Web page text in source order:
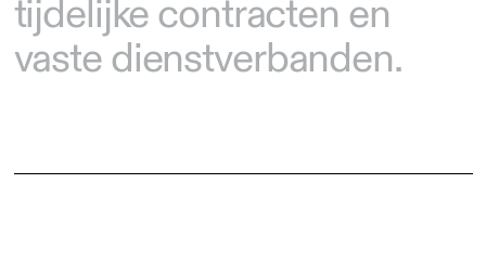
tijdelijke contracten en
vaste dienstverbanden.